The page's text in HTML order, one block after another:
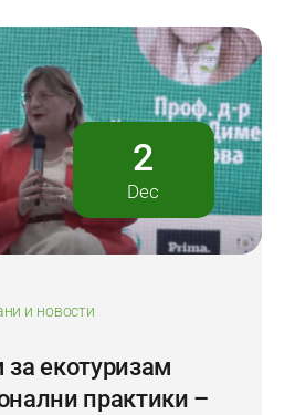
2
Dec
и новости
екотуризам
практики –